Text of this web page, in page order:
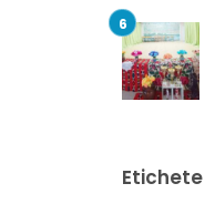
Etichete